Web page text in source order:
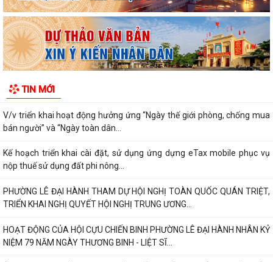
TIN MỚI
khẩu) và xe Rebel 500 & CL500 (xe...
PHƯỜNG LÊ ĐẠI HÀNH KÊU GỌI NGƯỜI DÂN TÍCH CỰC SỬ DỤNG DỊCH
VỤ CÔNG TRỰC TUYẾN
CHUYỂN ĐỔI SỐ TRONG ĐỜI SỐNG XÃ HỘI
V/v triển khai hoạt động hưởng ứng “Ngày thế giới phòng, chống mua
bán người” và “Ngày toàn dân...
Kế hoạch triển khai cài đặt, sử dụng ứng dựng eTax mobile phục vụ
nộp thuế sử dụng đất phi nông...
PHƯỜNG LÊ ĐẠI HÀNH THAM DỰ HỘI NGHỊ TOÀN QUỐC QUÁN TRIỆT,
TRIỂN KHAI NGHỊ QUYẾT HỘI NGHỊ TRUNG ƯƠNG...
HOẠT ĐỘNG CỦA HỘI CỰU CHIẾN BINH PHƯỜNG LÊ ĐẠI HÀNH NHÂN KỶ
NIỆM 79 NĂM NGÀY THƯƠNG BINH - LIỆT SĨ...